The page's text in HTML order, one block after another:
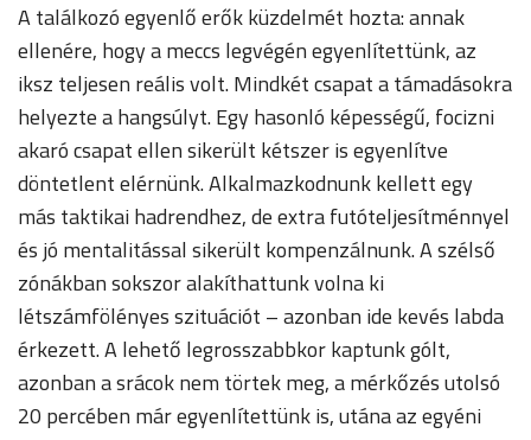
A találkozó egyenlő erők küzdelmét hozta: annak
ellenére, hogy a meccs legvégén egyenlítettünk, az
iksz teljesen reális volt. Mindkét csapat a támadásokra
helyezte a hangsúlyt. Egy hasonló képességű, focizni
akaró csapat ellen sikerült kétszer is egyenlítve
döntetlent elérnünk. Alkalmazkodnunk kellett egy
más taktikai hadrendhez, de extra futóteljesítménnyel
és jó mentalitással sikerült kompenzálnunk. A szélső
zónákban sokszor alakíthattunk volna ki
létszámfölényes szituációt – azonban ide kevés labda
érkezett. A lehető legrosszabbkor kaptunk gólt,
azonban a srácok nem törtek meg, a mérkőzés utolsó
20 percében már egyenlítettünk is, utána az egyéni